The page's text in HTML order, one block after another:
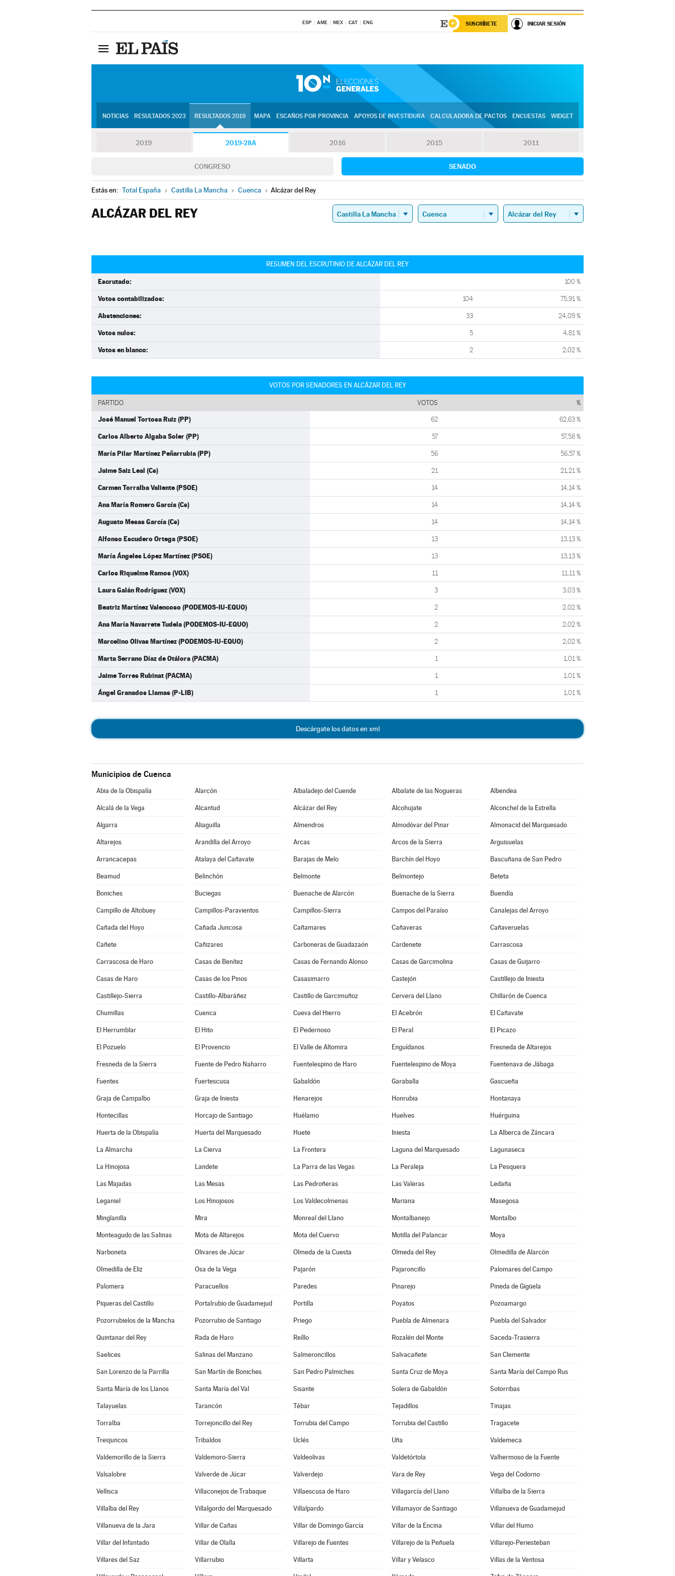
ESP AME MEX CAT ENG SUSCRÍBETE INICIAR SESIÓN
NOTICIAS RESULTADOS 2023 RESULTADOS 2019 MAPA ESCAÑOS POR PROVINCIA APOYOS DE INVESTIDURA CALCULADORA DE PACTOS ENCUESTAS WIDGET
2019 2019-28A 2016 2015 2011
CONGRESO SENADO
Estás en: Total España » Castilla La Mancha » Cuenca » Alcázar del Rey
ALCÁZAR DEL REY
RESUMEN DEL ESCRUTINIO DE ALCÁZAR DEL REY
Escrutado: 100 %
Votos contabilizados: 104 75,91 %
Abstenciones: 33 24,09 %
Votos nulos: 5 4,81 %
Votos en blanco: 2 2,02 %
VOTOS POR SENADORES EN ALCÁZAR DEL REY
PARTIDO VOTOS %
José Manuel Tortosa Ruiz (PP) 62 62,63 %
Carlos Alberto Algaba Soler (PP) 57 57,58 %
María Pilar Martínez Peñarrubia (PP) 56 56,57 %
Jaime Saiz Leal (Cs) 21 21,21 %
Carmen Torralba Valiente (PSOE) 14 14,14 %
Ana María Romero García (Cs) 14 14,14 %
Augusto Mesas García (Cs) 14 14,14 %
Alfonso Escudero Ortega (PSOE) 13 13,13 %
María Ángeles López Martínez (PSOE) 13 13,13 %
Carlos Riquelme Ramos (VOX) 11 11,11 %
Laura Galán Rodríguez (VOX) 3 3,03 %
Beatriz Martínez Valencoso (PODEMOS-IU-EQUO) 2 2,02 %
Ana María Navarrete Tudela (PODEMOS-IU-EQUO) 2 2,02 %
Marcelino Olivas Martínez (PODEMOS-IU-EQUO) 2 2,02 %
Marta Serrano Díaz de Otálora (PACMA) 1 1,01 %
Jaime Torres Rubinat (PACMA) 1 1,01 %
Ángel Granados Llamas (P-LIB) 1 1,01 %
Descárgate los datos en xml
Municipios de Cuenca
Abia de la Obispalía Alarcón Albaladejo del Cuende Albalate de las Nogueras Albendea
Alcalá de la Vega Alcantud Alcázar del Rey Alcohujate Alconchel de la Estrella
Algarra Aliaguilla Almendros Almodóvar del Pinar Almonacid del Marquesado
Altarejos Arandilla del Arroyo Arcas Arcos de la Sierra Arguisuelas
Arrancacepas Atalaya del Cañavate Barajas de Melo Barchín del Hoyo Bascuñana de San Pedro
Beamud Belinchón Belmonte Belmontejo Beteta
Boniches Buciegas Buenache de Alarcón Buenache de la Sierra Buendía
Campillo de Altobuey Campillos-Paravientos Campillos-Sierra Campos del Paraíso Canalejas del Arroyo
Cañada del Hoyo Cañada Juncosa Cañamares Cañaveras Cañaveruelas
Cañete Cañizares Carboneras de Guadazaón Cardenete Carrascosa
Carrascosa de Haro Casas de Benítez Casas de Fernando Alonso Casas de Garcimolina Casas de Guijarro
Casas de Haro Casas de los Pinos Casasimarro Castejón Castillejo de Iniesta
Castillejo-Sierra Castillo-Albaráñez Castillo de Garcimuñoz Cervera del Llano Chillarón de Cuenca
Chumillas Cuenca Cueva del Hierro El Acebrón El Cañavate
El Herrumblar El Hito El Pedernoso El Peral El Picazo
El Pozuelo El Provencio El Valle de Altomira Enguídanos Fresneda de Altarejos
Fresneda de la Sierra Fuente de Pedro Naharro Fuentelespino de Haro Fuentelespino de Moya Fuentenava de Jábaga
Fuentes Fuertescusa Gabaldón Garaballa Gascueña
Graja de Campalbo Graja de Iniesta Henarejos Honrubia Hontanaya
Hontecillas Horcajo de Santiago Huélamo Huelves Huérguina
Huerta de la Obispalía Huerta del Marquesado Huete Iniesta La Alberca de Záncara
La Almarcha La Cierva La Frontera Laguna del Marquesado Lagunaseca
La Hinojosa Landete La Parra de las Vegas La Peraleja La Pesquera
Las Majadas Las Mesas Las Pedroñeras Las Valeras Ledaña
Leganiel Los Hinojosos Los Valdecolmenas Mariana Masegosa
Minglanilla Mira Monreal del Llano Montalbanejo Montalbo
Monteagudo de las Salinas Mota de Altarejos Mota del Cuervo Motilla del Palancar Moya
Narboneta Olivares de Júcar Olmeda de la Cuesta Olmeda del Rey Olmedilla de Alarcón
Olmedilla de Eliz Osa de la Vega Pajarón Pajaroncillo Palomares del Campo
Palomera Paracuellos Paredes Pinarejo Pineda de Gigüela
Piqueras del Castillo Portalrubio de Guadamejud Portilla Poyatos Pozoamargo
Pozorrubielos de la Mancha Pozorrubio de Santiago Priego Puebla de Almenara Puebla del Salvador
Quintanar del Rey Rada de Haro Reíllo Rozalén del Monte Saceda-Trasierra
Saelices Salinas del Manzano Salmeroncillos Salvacañete San Clemente
San Lorenzo de la Parrilla San Martín de Boniches San Pedro Palmiches Santa Cruz de Moya Santa María del Campo Rus
Santa María de los Llanos Santa María del Val Sisante Solera de Gabaldón Sotorribas
Talayuelas Tarancón Tébar Tejadillos Tinajas
Torralba Torrejoncillo del Rey Torrubia del Campo Torrubia del Castillo Tragacete
Tresjuncos Tribaldos Uclés Uña Valdemeca
Valdemorillo de la Sierra Valdemoro-Sierra Valdeolivas Valdetórtola Valhermoso de la Fuente
Valsalobre Valverde de Júcar Valverdejo Vara de Rey Vega del Codorno
Vellisca Villaconejos de Trabaque Villaescusa de Haro Villagarcía del Llano Villalba de la Sierra
Villalba del Rey Villalgordo del Marquesado Villalpardo Villamayor de Santiago Villanueva de Guadamejud
Villanueva de la Jara Villar de Cañas Villar de Domingo García Villar de la Encina Villar del Humo
Villar del Infantado Villar de Olalla Villarejo de Fuentes Villarejo de la Peñuela Villarejo-Periesteban
Villares del Saz Villarrubio Villarta Villar y Velasco Villas de la Ventosa